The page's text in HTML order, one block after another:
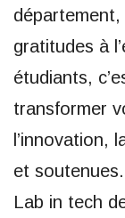
gratitudes à
étudiants,
transformer
l’innovation,
et
Lab in tech